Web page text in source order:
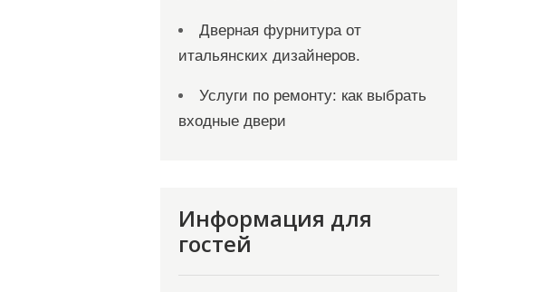
Дверная фурнитура от
итальянских дизайнеров.
Услуги по ремонту: как выбрать
входные двери
Информация для
гостей